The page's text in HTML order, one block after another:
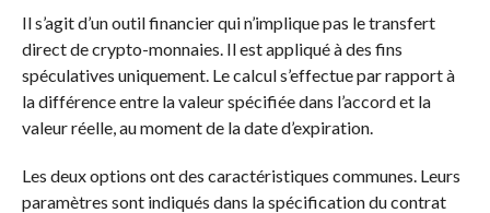
Il s’agit d’un outil financier qui n’implique pas le transfert
direct de crypto-monnaies. Il est appliqué à des fins
spéculatives uniquement. Le calcul s’effectue par rapport à
la différence entre la valeur spécifiée dans l’accord et la
valeur réelle, au moment de la date d’expiration.
Les deux options ont des caractéristiques communes. Leurs
paramètres sont indiqués dans la spécification du contrat